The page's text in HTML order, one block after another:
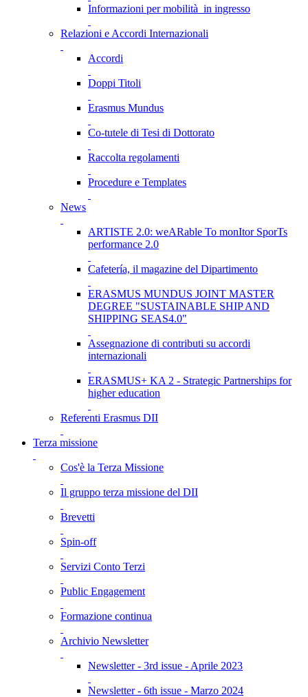
Informazioni per mobilità in ingresso
Relazioni e Accordi Internazionali
Accordi
Doppi Titoli
Erasmus Mundus
Co-tutele di Tesi di Dottorato
Raccolta regolamenti
Procedure e Templates
News
ARTISTE 2.0: weARable To monItor SporTs
performance 2.0
Cafetería, il magazine del Dipartimento
ERASMUS MUNDUS JOINT MASTER
DEGREE "SUSTAINABLE SHIP AND
SHIPPING SEAS4.0"
Assegnazione di contributi su accordi
internazionali
ERASMUS+ KA 2 - Strategic Partnerships for
higher education
Referenti Erasmus DII
Terza missione
Cos'è la Terza Missione
Il gruppo terza missione del DII
Brevetti
Spin-off
Servizi Conto Terzi
Public Engagement
Formazione continua
Archivio Newsletter
Newsletter - 3rd issue - Aprile 2023
Newsletter - 6th issue - Marzo 2024